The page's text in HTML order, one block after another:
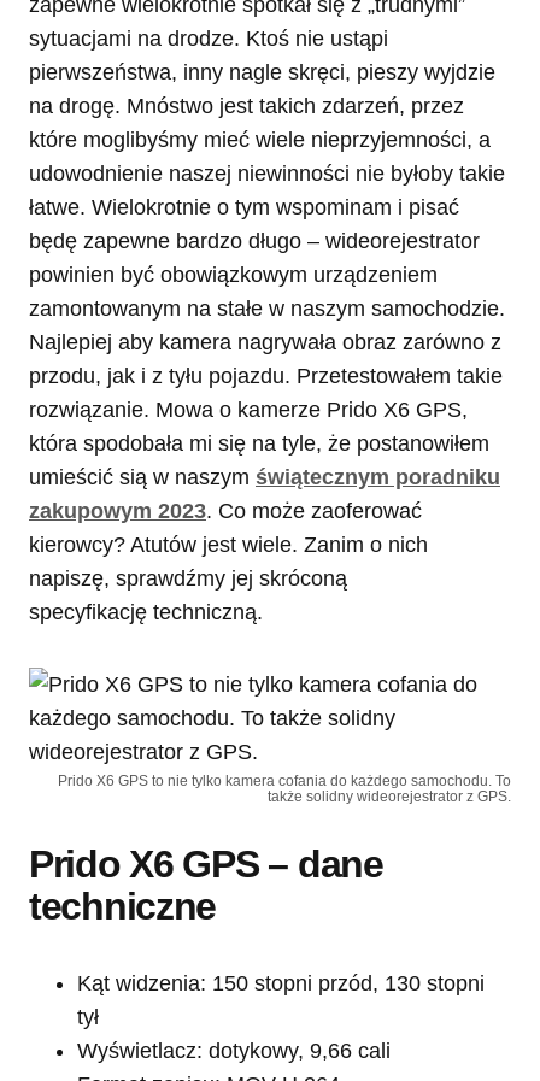
zapewne wielokrotnie spotkał się z „trudnymi”
sytuacjami na drodze. Ktoś nie ustąpi
pierwszeństwa, inny nagle skręci, pieszy wyjdzie
na drogę. Mnóstwo jest takich zdarzeń, przez
które moglibyśmy mieć wiele nieprzyjemności, a
udowodnienie naszej niewinności nie byłoby takie
łatwe. Wielokrotnie o tym wspominam i pisać
będę zapewne bardzo długo – wideorejestrator
powinien być obowiązkowym urządzeniem
zamontowanym na stałe w naszym samochodzie.
Najlepiej aby kamera nagrywała obraz zarówno z
przodu, jak i z tyłu pojazdu. Przetestowałem takie
rozwiązanie. Mowa o kamerze Prido X6 GPS,
która spodobała mi się na tyle, że postanowiłem
umieścić sią w naszym świątecznym poradniku
zakupowym 2023. Co może zaoferować
kierowcy? Atutów jest wiele. Zanim o nich
napiszę, sprawdźmy jej skróconą
specyfikację techniczną.
Prido X6 GPS to nie tylko kamera cofania do każdego samochodu. To
także solidny wideorejestrator z GPS.
Prido X6 GPS – dane
techniczne
Kąt widzenia: 150 stopni przód, 130 stopni
tył
Wyświetlacz: dotykowy, 9,66 cali